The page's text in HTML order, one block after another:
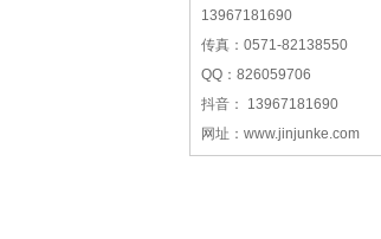
13967181690
传真：0571-82138550
QQ：826059706
抖音： 13967181690
网址：www.jinjunke.com